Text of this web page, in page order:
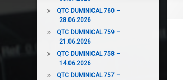
QTC DUMINICAL 760 –
28.06.2026
QTC DUMINICAL 759 –
21.06.2026
QTC DUMINICAL 758 –
14.06.2026
QTC DUMINICAL 757 –